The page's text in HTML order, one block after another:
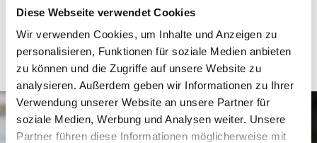
Diese Webseite verwendet Cookies
Wir verwenden Cookies, um Inhalte und Anzeigen zu
personalisieren, Funktionen für soziale Medien anbieten
zu können und die Zugriffe auf unsere Website zu
analysieren. Außerdem geben wir Informationen zu Ihrer
Verwendung unserer Website an unsere Partner für
soziale Medien, Werbung und Analysen weiter. Unsere
Partner führen diese Informationen möglicherweise mit
San Francisco, CA 94102
Have any questions?
+44 1234 567 890
Drop us a line
info@yourdomain.com